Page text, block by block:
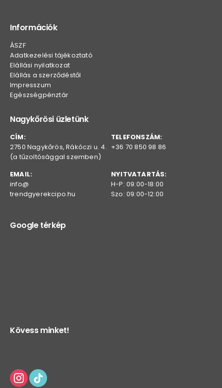
Információk
ÁSZF
Adatkezelési tájékoztató
Elállási nyilatkozat
Elállás a szerződéstől
Impresszum
Egészségpénztár
Nagykőrösi üzletünk
CÍM:
2750 Nagykőrös, Rákóczi u. 4.
(a tűzoltósággal szemben)
TELEFONSZÁM:
+36 70 850 98 86
EMAIL:
info@
trendgyerekcipo.hu
NYITVATARTÁS:
H-P: 09:00-18:00
Szo: 09:00-12:00
Google térkép
Kövess minket!